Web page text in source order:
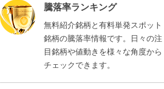
騰落率ランキング
無料紹介銘柄と有料単発スポット
銘柄の騰落率情報です。日々の注
目銘柄や値動きを様々な角度から
チェックできます。